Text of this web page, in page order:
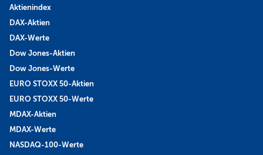
Aktienindex
DAX-Aktien
DAX-Werte
Dow Jones-Aktien
Dow Jones-Werte
EURO STOXX 50-Aktien
EURO STOXX 50-Werte
MDAX-Aktien
MDAX-Werte
NASDAQ-100-Werte